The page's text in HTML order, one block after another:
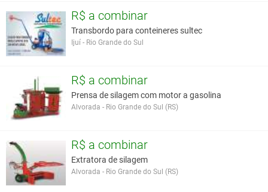
R$ a combinar
Transbordo para conteineres sultec
Ijuí - Rio Grande do Sul
R$ a combinar
Prensa de silagem com motor a gasolina
Alvorada - Rio Grande do Sul (RS)
R$ a combinar
Extratora de silagem
Alvorada - Rio Grande do Sul (RS)